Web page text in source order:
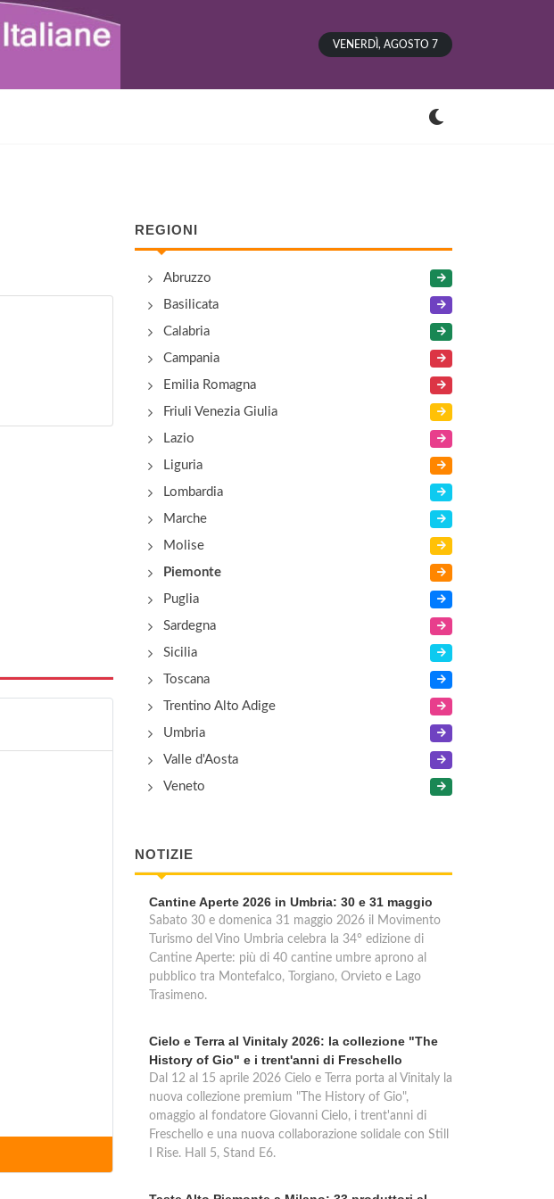
VENERDÌ, AGOSTO 7
REGIONI
Abruzzo
Basilicata
Calabria
Campania
Emilia Romagna
Friuli Venezia Giulia
Lazio
Liguria
Lombardia
Marche
Molise
Piemonte
Puglia
Sardegna
Sicilia
Toscana
Trentino Alto Adige
Umbria
Valle d'Aosta
Veneto
NOTIZIE
Cantine Aperte 2026 in Umbria: 30 e 31 maggio
Sabato 30 e domenica 31 maggio 2026 il Movimento
Turismo del Vino Umbria celebra la 34° edizione di
Cantine Aperte: più di 40 cantine umbre aprono al
pubblico tra Montefalco, Torgiano, Orvieto e Lago
Trasimeno.
Cielo e Terra al Vinitaly 2026: la collezione "The
History of Gio" e i trent'anni di Freschello
Dal 12 al 15 aprile 2026 Cielo e Terra porta al Vinitaly la
nuova collezione premium "The History of Gio",
omaggio al fondatore Giovanni Cielo, i trent'anni di
Freschello e una nuova collaborazione solidale con Still
I Rise. Hall 5, Stand E6.